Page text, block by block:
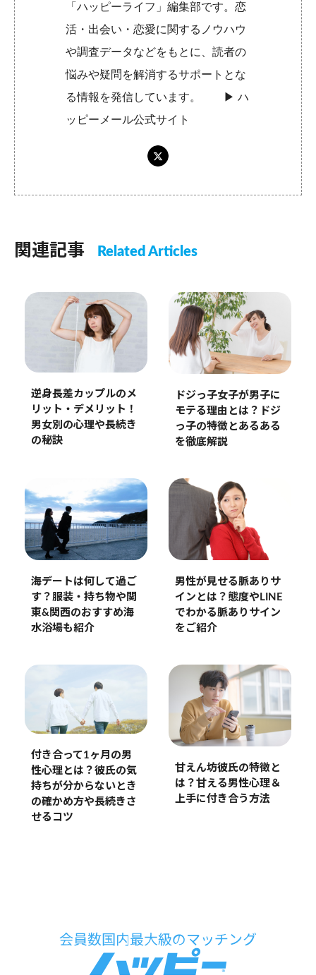
「ハッピーライフ」編集部です。恋
活・出会い・恋愛に関するノウハウ
や調査データなどをもとに、読者の
悩みや疑問を解消するサポートとな
る情報を発信しています。 ▶︎ハ
ッピーメール公式サイト
関連記事 Related Articles
逆身長差カップルのメ
リット・デメリット！
男女別の心理や長続き
の秘訣
ドジっ子女子が男子に
モテる理由とは？ドジ
っ子の特徴とあるある
を徹底解説
海デートは何して過ご
す？服装・持ち物や関
東&関西のおすすめ海
水浴場も紹介
男性が見せる脈ありサ
インとは？態度やLINE
でわかる脈ありサイン
をご紹介
付き合って1ヶ月の男
性心理とは？彼氏の気
持ちが分からないとき
の確かめ方や長続きさ
せるコツ
甘えん坊彼氏の特徴と
は？甘える男性心理＆
上手に付き合う方法